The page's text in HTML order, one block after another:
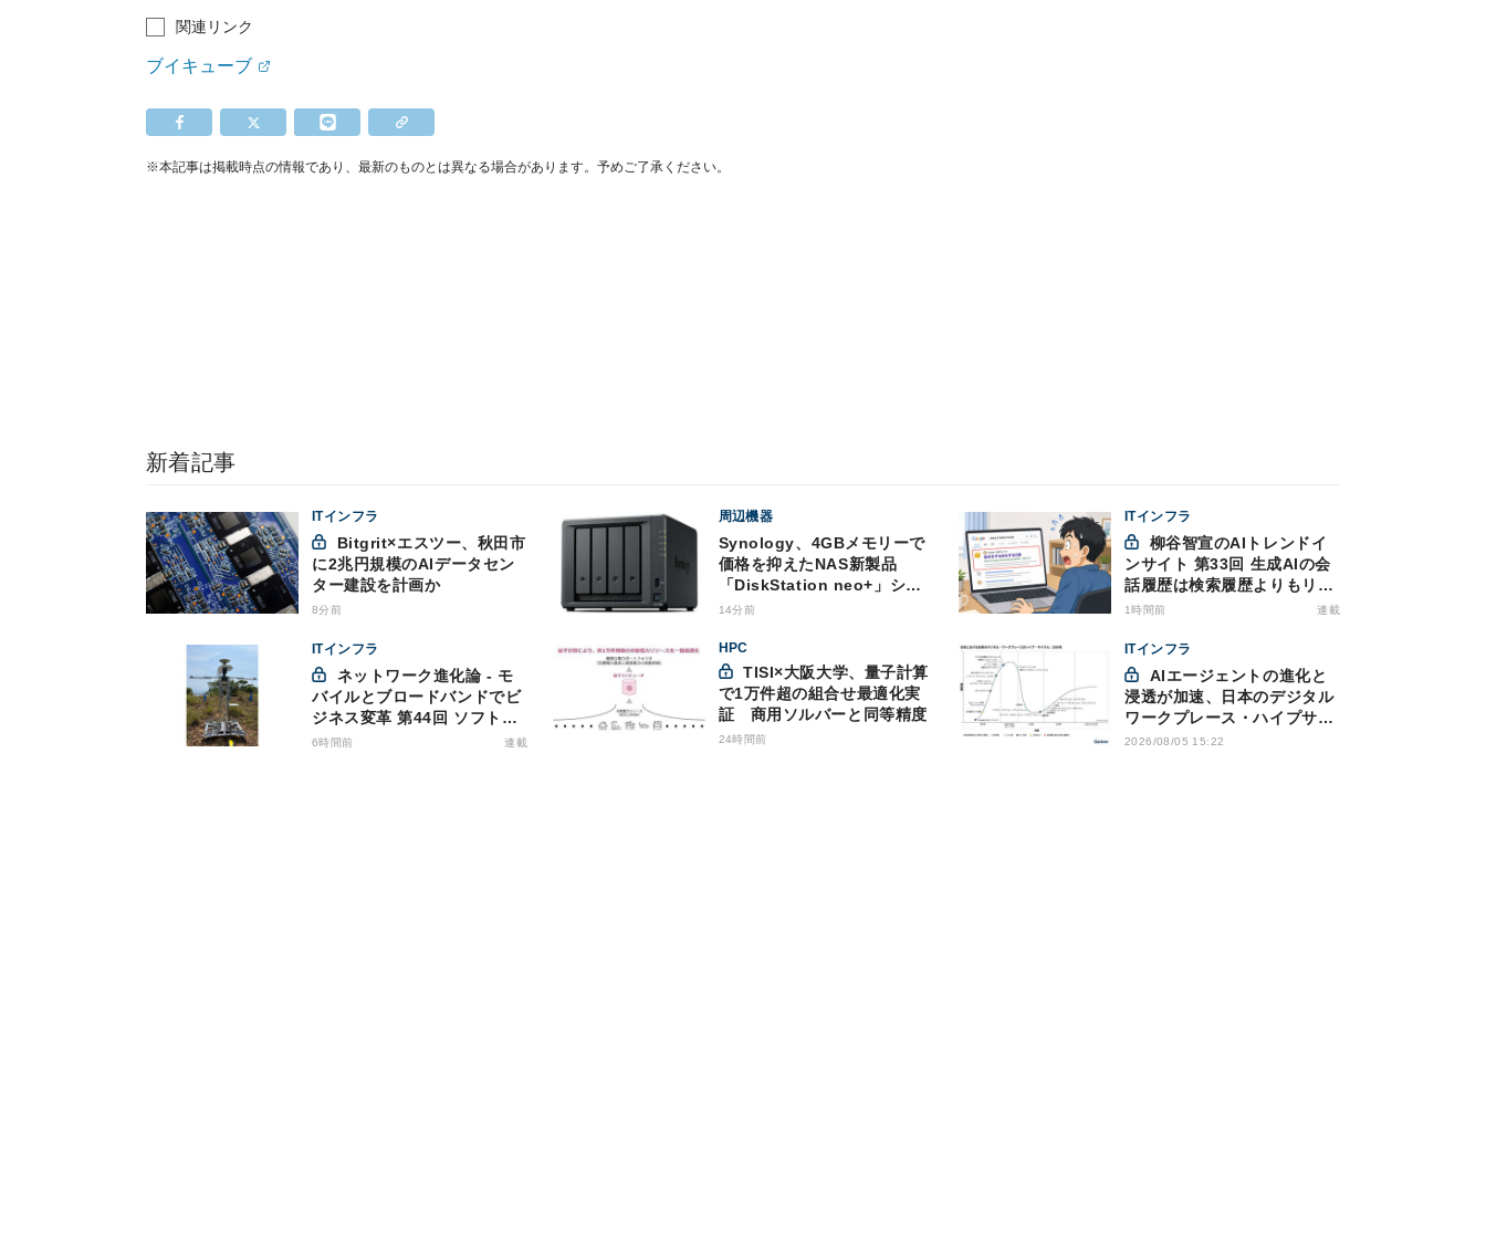
関連リンク
ブイキューブ
※本記事は掲載時点の情報であり、最新のものとは異なる場合があります。予めご了承ください。
新着記事
ITインフラ
に2兆円規模のAIデータセン
ター建設を計画か
8分前
周辺機器
Synology、4GBメモリーで
価格を抑えたNAS新製品
「DiskStation neo+」シリ
ーズ
14分前
ITインフラ
ンサイト 第33回 生成AIの会
話履歴は検索履歴よりもリス
キー？今のうちに情報漏洩対
1時間前 連載
ITインフラ
バイルとブロードバンドでビ
ジネス変革 第44回 ソフトバ
ンクが「HAPS」のプレ商用
6時間前 連載
HPC
TISI×大阪大学、量子計算
で1万件超の組合せ最適化実
証 商用ソルバーと同等精度
24時間前
ITインフラ
浸透が加速、日本のデジタル
ワークプレース・ハイプサイ
クルをガートナーが発表
2026/08/05 15:22